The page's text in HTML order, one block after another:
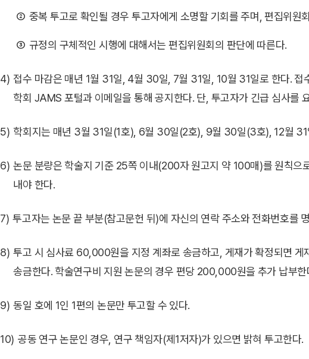
② 중복 투고로 확인될 경우 투고자에게 소명할 기회를 주며, 편집위원
③ 규정의 구체적인 시행에 대해서는 편집위원회의 판단에 따른다.
4) 접수 마감은 매년 1월 31일, 4월 30일, 7월 31일, 10월 31일로 한다.
학회 JAMS 포털과 이메일을 통해 공지한다. 단, 투고자가 긴급 심사를
5) 학회지는 매년 3월 31일(1호), 6월 30일(2호), 9월 30일(3호), 12월
6) 논문 분량은 학술지 기준 25쪽 이내(200자 원고지 약 100매)를 원칙
내야 한다.
7) 투고자는 논문 끝 부분(참고문헌 뒤)에 자신의 연락 주소와 전화번호를
8) 투고 시 심사료 60,000원을 지정 계좌로 송금하고, 게재가 확정되면
송금한다. 학술연구비 지원 논문의 경우 편당 200,000원을 추가 납부한
9) 동일 호에 1인 1편의 논문만 투고할 수 있다.
10) 공동 연구 논문인 경우, 연구 책임자(제1저자)가 있으면 밝혀 투고한다.